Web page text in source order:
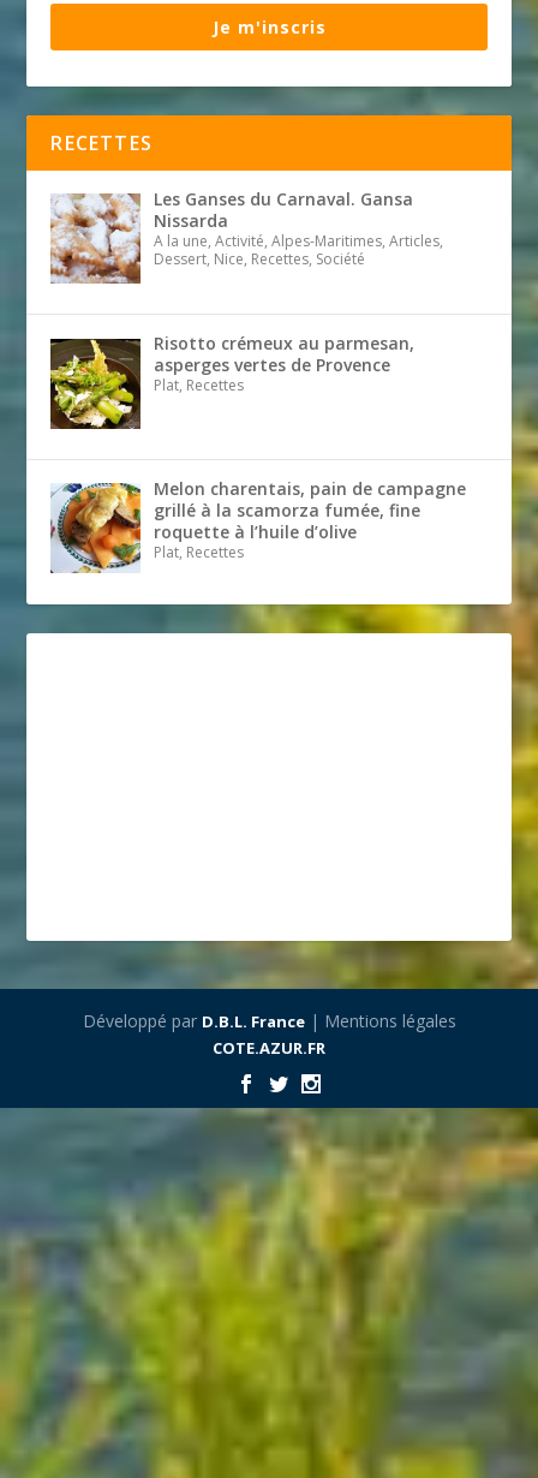
Je m'inscris
RECETTES
Les Ganses du Carnaval. Gansa
Nissarda
A la une, Activité, Alpes-Maritimes, Articles,
Dessert, Nice, Recettes, Société
Risotto crémeux au parmesan,
asperges vertes de Provence
Plat, Recettes
Melon charentais, pain de campagne
grillé à la scamorza fumée, fine
roquette à l’huile d’olive
Plat, Recettes
Développé par D.B.L. France| Mentions légales
COTE.AZUR.FR